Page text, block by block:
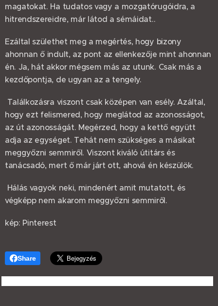
magatokat. Ha tudatos vagy a mozgatórugóidra, a
hitrendszereidre, már látod a sémáidat..
Ezáltal születhet meg a megértés, hogy bizony
ahonnan ő indult, az pont az ellenkezője mint ahonnan
én. Ja, hát akkor mégsem más az utunk. Csak más a
kezdőpontja, de ugyan az a tengely.
Találkozásra viszont csak középen van esély. Azáltal,
hogy ezt felismered, hogy meglátod az azonosságot,
az út azonosságát. Megérzed, hogy a kettő együtt
adja az egységet. Tehát nem szükséges a másikat
meggyőzni semmiről. Viszont kiváló útitárs és
tanácsadó, mert ő már járt ott, ahová én készülök.
Hálás vagyok neki, mindenért amit mutatott, és
végképp nem akarom meggyőzni semmiről.
kép: Pinterest
Share